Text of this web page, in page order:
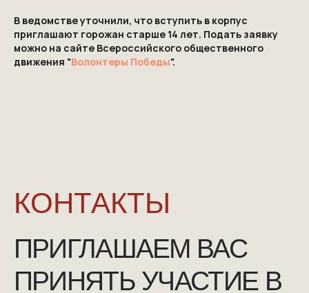
В ведомстве уточнили, что вступить в корпус
приглашают горожан старше 14 лет. Подать заявку
можно на сайте Всероссийского общественного
движения "Волонтеры Победы".